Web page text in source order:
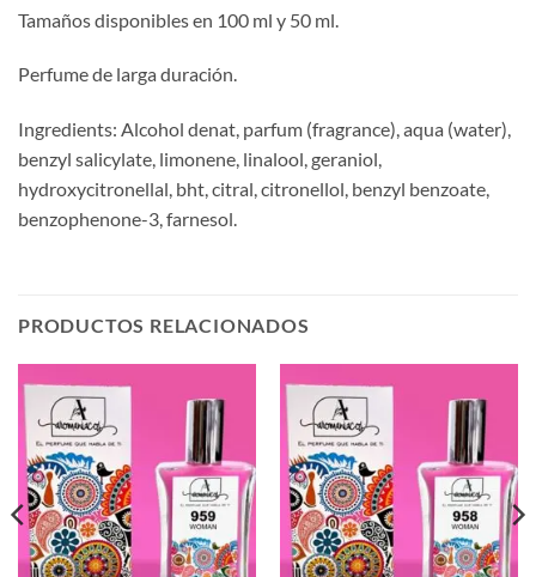
Tamaños disponibles en 100 ml y 50 ml.
Perfume de larga duración.
Ingredients: Alcohol denat, parfum (fragrance), aqua (water),
benzyl salicylate, limonene, linalool, geraniol,
hydroxycitronellal, bht, citral, citronellol, benzyl benzoate,
benzophenone-3, farnesol.
PRODUCTOS RELACIONADOS